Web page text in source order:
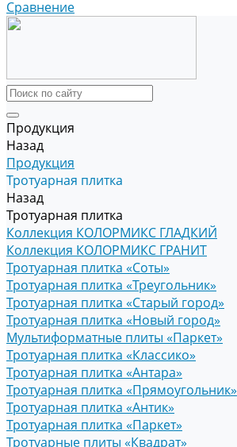
Сравнение
Продукция
Назад
Продукция
Тротуарная плитка
Назад
Тротуарная плитка
Коллекция КОЛОРМИКС ГЛАДКИЙ
Коллекция КОЛОРМИКС ГРАНИТ
Тротуарная плитка «Соты»
Тротуарная плитка «Треугольник»
Тротуарная плитка «Старый город»
Тротуарная плитка «Новый город»
Мультиформатные плиты «Паркет»
Тротуарная плитка «Классико»
Тротуарная плитка «Антара»
Тротуарная плитка «Прямоугольник»
Тротуарная плитка «Антик»
Тротуарная плитка «Паркет»
Тротуарные плиты «Квадрат»